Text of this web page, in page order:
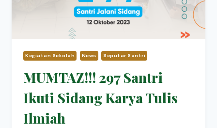
Kegiatan Sekolah News Seputar Santri
MUMTAZ!!! 297 Santri
Ikuti Sidang Karya Tulis
Ilmiah